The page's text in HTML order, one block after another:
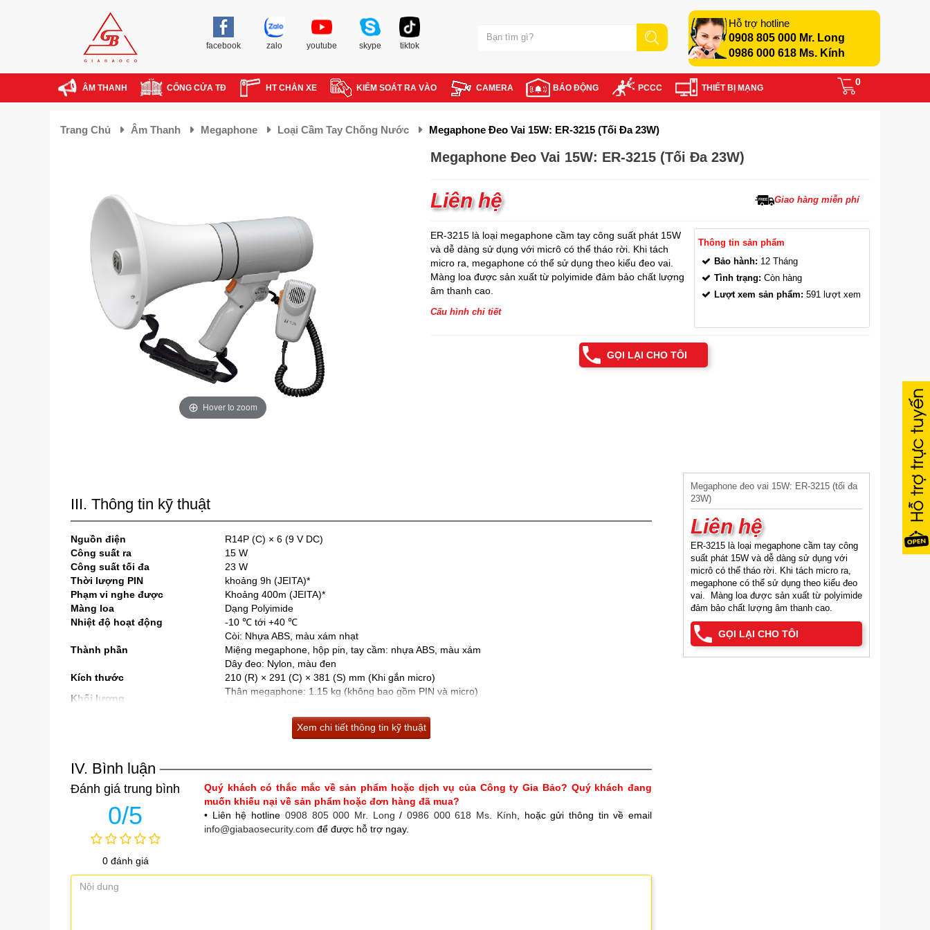
Hỗ trợ hotline
0908 805 000 Mr. Long
0986 000 618 Ms. Kính
facebook zalo youtube skype tiktok
ÂM THANH CỔNG CỬA TĐ HT CHẮN XE KIỂM SOÁT RA VÀO CAMERA BÁO ĐỘNG PCCC THIẾT BỊ MẠNG
0
Trang Chủ Âm Thanh Megaphone Loại Cầm Tay Chống Nước Megaphone Đeo Vai 15W: ER-3215 (tối Đa 23W)
Hover to zoom
Megaphone Đeo Vai 15W: ER-3215 (tối Đa 23W)
Liên hệ Giao hàng miễn phí
ER-3215 là loại megaphone cầm tay công suất phát 15W
và dễ dàng sử dụng với micrô có thể tháo rời. Khi tách
micro ra, megaphone có thể sử dụng theo kiểu đeo vai.
Màng loa được sản xuất từ polyimide đảm bảo chất lượng
âm thanh cao.
Cấu hình chi tiết
Thông tin sản phẩm
Bảo hành: 12 Tháng
Tình trạng: Còn hàng
Lượt xem sản phẩm: 591 lượt xem
GỌI LẠI CHO TÔI
III. Thông tin kỹ thuật
Nguồn điện
R14P (C) × 6 (9 V DC)
Công suất ra
15 W
Công suất tối đa
23 W
Thời lượng PIN
khoảng 9h (JEITA)*
Phạm vi nghe được
Khoảng 400m (JEITA)*
Màng loa
Dạng Polyimide
Nhiệt độ hoạt động
-10 ℃ tới +40 ℃
Thành phần
Còi: Nhựa ABS, màu xám nhạt
Miệng megaphone, hộp pin, tay cầm: nhựa ABS, màu xám
Dây đeo: Nylon, màu đen
Kích thước
210 (R) × 291 (C) × 381 (S) mm (Khi gắn micro)
Khối lượng
Thân megaphone: 1.15 kg (không bao gồm PIN và micro)
Xem chi tiết thông tin kỹ thuật
IV. Bình luận
Đánh giá trung bình
0/5
0 đánh giá
Quý khách có thắc mắc về sản phẩm hoặc dịch vụ của Công ty Gia Bảo? Quý khách đang
muốn khiếu nại về sản phẩm hoặc đơn hàng đã mua?
• Liên hệ hotline 0908 805 000 Mr. Long /0986 000 618 Ms. Kính , hoặc gửi thông tin về email
info@giabaosecurity.com để được hỗ trợ ngay.
Megaphone đeo vai 15W: ER-3215 (tối đa
23W)
Liên hệ
ER-3215 là loại megaphone cầm tay công
suất phát 15W và dễ dàng sử dụng với
micrô có thể tháo rời. Khi tách micro ra,
megaphone có thể sử dụng theo kiểu đeo
vai. Màng loa được sản xuất từ polyimide
đảm bảo chất lượng âm thanh cao.
GỌI LẠI CHO TÔI